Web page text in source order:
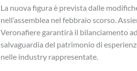
La nuova figura è prevista dalle
nell’assemblea nel febbraio scorso.
Veronafiere garantirà il bilanciamento
salvaguardia del patrimonio di
nelle industry rappresentate.